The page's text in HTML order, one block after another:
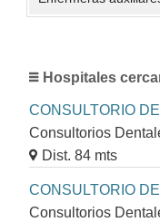
Hospitales
CONSULTORIO
Consultorios
Dist. 84 mts
CONSULTORIO
Consultorios